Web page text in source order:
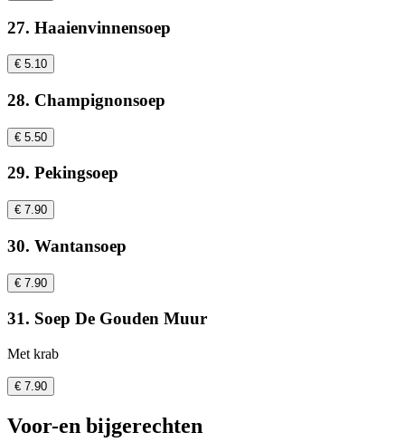
27. Haaienvinnensoep
€ 5.10
28. Champignonsoep
€ 5.50
29. Pekingsoep
€ 7.90
30. Wantansoep
€ 7.90
31. Soep De Gouden Muur
Met krab
€ 7.90
Voor-en bijgerechten